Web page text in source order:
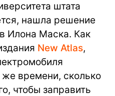
штата
нашла решение
Илона Маска. Как
New Atlas,
же времени, сколько
чтобы заправить